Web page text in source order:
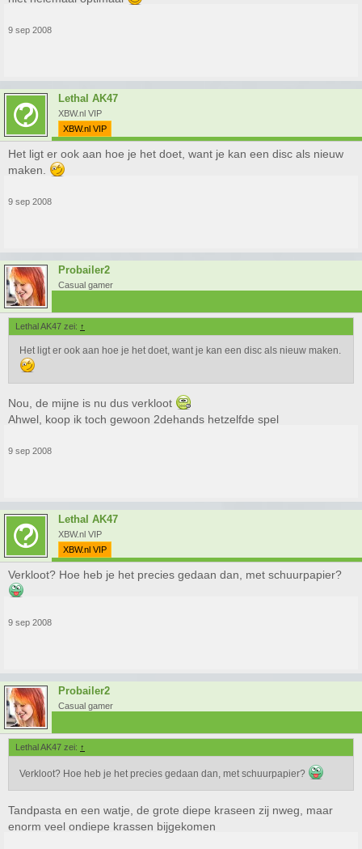
9 sep 2008
Lethal AK47
XBW.nl VIP
XBW.nl VIP
Het ligt er ook aan hoe je het doet, want je kan een disc als nieuw
maken.
9 sep 2008
Probailer2
Casual gamer
Lethal AK47 zei: ↑
Het ligt er ook aan hoe je het doet, want je kan een disc als nieuw maken.
Nou, de mijne is nu dus verkloot
Ahwel, koop ik toch gewoon 2dehands hetzelfde spel
9 sep 2008
Lethal AK47
XBW.nl VIP
XBW.nl VIP
Verkloot? Hoe heb je het precies gedaan dan, met schuurpapier?
9 sep 2008
Probailer2
Casual gamer
Lethal AK47 zei: ↑
Verkloot? Hoe heb je het precies gedaan dan, met schuurpapier?
Tandpasta en een watje, de grote diepe kraseen zij nweg, maar
enorm veel ondiepe krassen bijgekomen